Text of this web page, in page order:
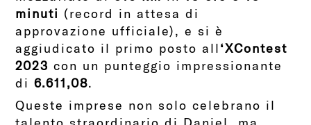
minuti (record in attesa di
approvazione ufficiale), e si è
aggiudicato il primo posto all‘XContest
2023 con un punteggio impressionante
di6.611,08.
Queste imprese non solo celebrano il